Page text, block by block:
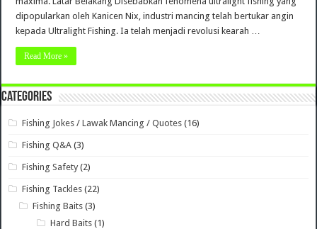
dipopularkan oleh Kanicen Nix, industri mancing telah bertukar angin
kepada Ultralight Fishing. Ia telah menjadi revolusi kearah …
Read More »
Categories
Fishing Jokes / Lawak Mancing / Quotes (16)
Fishing Q&A (3)
Fishing Safety (2)
Fishing Tackles (22)
Fishing Baits (3)
Hard Baits (1)